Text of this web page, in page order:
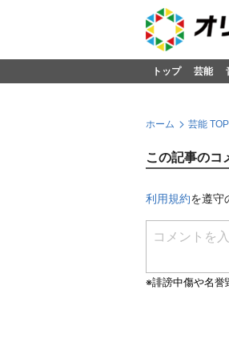
トップ 芸能
ホーム 芸能 TOP
この記事のコ
利用規約を遵守